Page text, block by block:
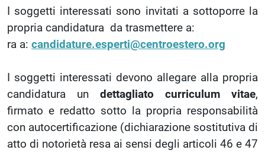
I soggetti interessati sono invitati a sottoporre la
propria candidatura da trasmettere a:
ra a: candidature.esperti@centroestero.org
I soggetti interessati devono allegare alla propria
candidatura un dettagliato curriculum vitae,
firmato e redatto sotto la propria responsabilità
con autocertificazione (dichiarazione sostitutiva di
atto di notorietà resa ai sensi degli articoli 46 e 47